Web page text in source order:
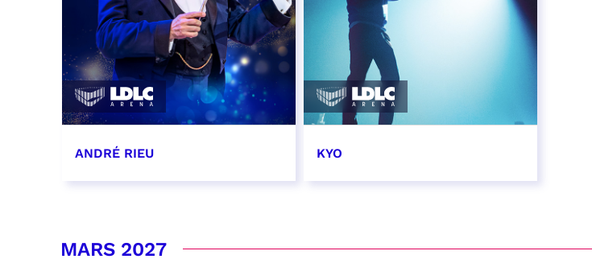
ANDRÉ RIEU KYO
MARS 2027